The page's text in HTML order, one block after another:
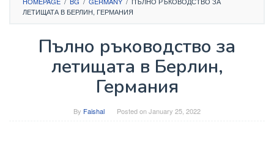
ЛЕТИЩАТА В БЕРЛИН, ГЕРМАНИЯ
Пълно ръководство за
летищата в Берлин,
Германия
By Faishal Posted onJanuary 25, 2022